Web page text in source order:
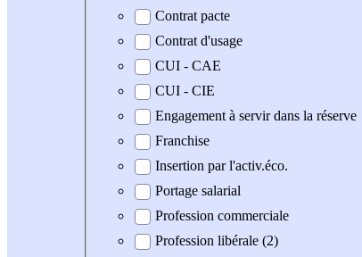
Contrat pacte
Contrat d'usage
CUI - CAE
CUI - CIE
Engagement à servir dans la réserve
Franchise
Insertion par l'activ.éco.
Portage salarial
Profession commerciale
Profession libérale (2)